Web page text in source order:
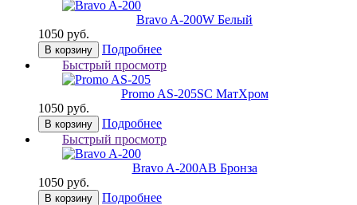
Bravo A-200W Белый
1050 руб.
В корзину
Подробнее
Быстрый просмотр
Promo AS-205SC МатХром
1050 руб.
В корзину
Подробнее
Быстрый просмотр
Bravo A-200AB Бронза
1050 руб.
В корзину
Подробнее